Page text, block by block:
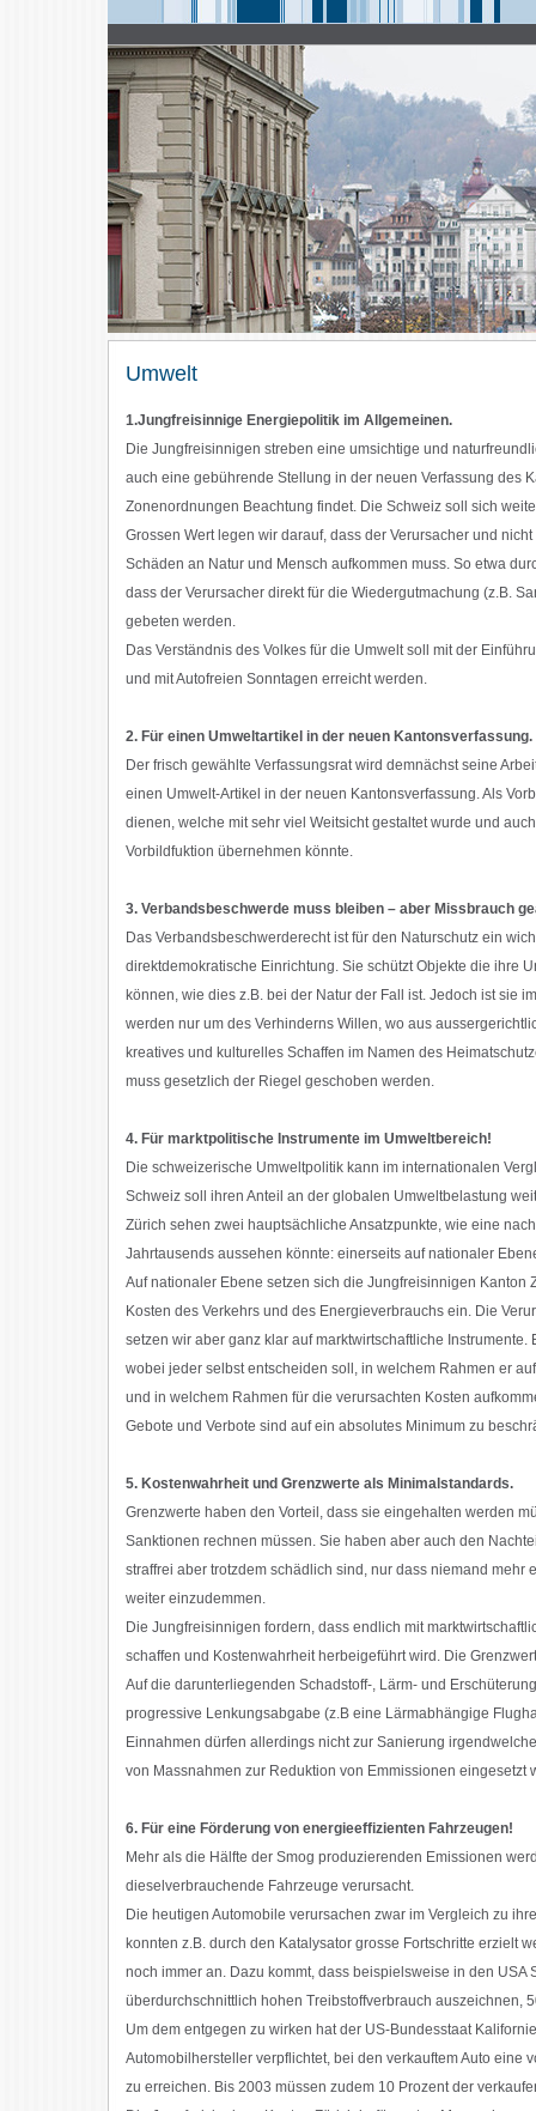
Umwelt
1.Jungfreisinnige Energiepolitik im Allgemeinen.
Die Jungfreisinnigen streben eine umsichtige und
auch eine gebührende Stellung in der neuen Verfassung des
Zonenordnungen Beachtung findet. Die Schweiz soll sich
Grossen Wert legen wir darauf, dass der Verursacher und
Schäden an Natur und Mensch aufkommen muss. So etwa
dass der Verursacher direkt für die Wiedergutmachung (z.B.
gebeten werden.
Das Verständnis des Volkes für die Umwelt soll mit der
und mit Autofreien Sonntagen erreicht werden.
2. Für einen Umweltartikel in der neuen Kantonsverfassung.
Der frisch gewählte Verfassungsrat wird demnächst seine
einen Umwelt-Artikel in der neuen Kantonsverfassung. Als
dienen, welche mit sehr viel Weitsicht gestaltet wurde und
Vorbildfuktion übernehmen könnte.
3. Verbandsbeschwerde muss bleiben – aber Missbrauch
Das Verbandsbeschwerderecht ist für den Naturschutz ein
direktdemokratische Einrichtung. Sie schützt Objekte die ihre
können, wie dies z.B. bei der Natur der Fall ist. Jedoch ist sie
werden nur um des Verhinderns Willen, wo aus
kreatives und kulturelles Schaffen im Namen des
muss gesetzlich der Riegel geschoben werden.
4. Für marktpolitische Instrumente im Umweltbereich!
Die schweizerische Umweltpolitik kann im internationalen
Schweiz soll ihren Anteil an der globalen Umweltbelastung
Zürich sehen zwei hauptsächliche Ansatzpunkte, wie eine
Jahrtausends aussehen könnte: einerseits auf nationaler
Auf nationaler Ebene setzen sich die Jungfreisinnigen Kanton
Kosten des Verkehrs und des Energieverbrauchs ein. Die
setzen wir aber ganz klar auf marktwirtschaftliche
wobei jeder selbst entscheiden soll, in welchem Rahmen er
und in welchem Rahmen für die verursachten Kosten
Gebote und Verbote sind auf ein absolutes Minimum zu
5. Kostenwahrheit und Grenzwerte als Minimalstandards.
Grenzwerte haben den Vorteil, dass sie eingehalten werden
Sanktionen rechnen müssen. Sie haben aber auch den
straffrei aber trotzdem schädlich sind, nur dass niemand
weiter einzudemmen.
Die Jungfreisinnigen fordern, dass endlich mit
schaffen und Kostenwahrheit herbeigeführt wird. Die
Auf die darunterliegenden Schadstoff-, Lärm- und
progressive Lenkungsabgabe (z.B eine Lärmabhängige
Einnahmen dürfen allerdings nicht zur Sanierung
von Massnahmen zur Reduktion von Emmissionen eingesetzt
6. Für eine Förderung von energieeffizienten Fahrzeugen!
Mehr als die Hälfte der Smog produzierenden Emissionen
dieselverbrauchende Fahrzeuge verursacht.
Die heutigen Automobile verursachen zwar im Vergleich zu
konnten z.B. durch den Katalysator grosse Fortschritte erzielt
noch immer an. Dazu kommt, dass beispielsweise in den USA
überdurchschnittlich hohen Treibstoffverbrauch auszeichnen,
Um dem entgegen zu wirken hat der US-Bundesstaat
Automobilhersteller verpflichtet, bei den verkauftem Auto eine
zu erreichen. Bis 2003 müssen zudem 10 Prozent der